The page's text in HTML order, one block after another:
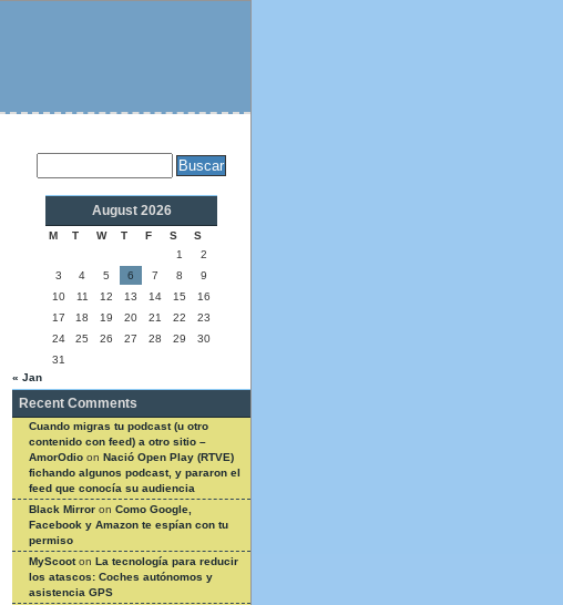
August 2026
M T W T F S
S
1
2
3
4 5 6 7 8
9
10
11 12 13 14 15
16
17
18 19 20 21 22
23
24
25 26 27 28 29
30
31
« Jan
Recent Comments
Cuando migras tu podcast (u otro
contenido con feed) a otro sitio –
AmorOdio on Nació Open Play (RTVE)
fichando algunos podcast, y pararon el
feed que conocía su audiencia
Black Mirror on Como Google,
Facebook y Amazon te espían con tu
permiso
MyScooton La tecnología para reducir
los atascos: Coches autónomos y
asistencia GPS